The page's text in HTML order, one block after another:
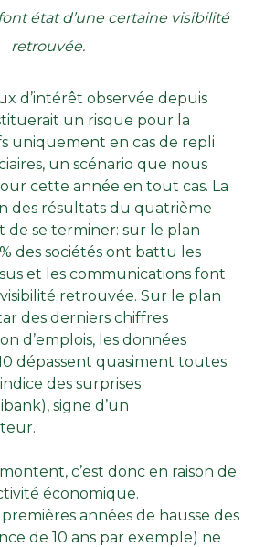
état d’une certaine visibilité
retrouvée.
d’intérêt observée depuis
un risque pour la
uniquement en cas de repli
un scénario que nous
cette année en tout cas. La
des résultats du quatrième
de se terminer: sur le plan
des sociétés ont battu les
et les communications font
retrouvée. Sur le plan
des derniers chiffres
d’emplois, les données
dépassent quasiment toutes
des surprises
signe d’un
c’est donc en raison de
économique.
années de hausse des
de 10 ans par exemple) ne